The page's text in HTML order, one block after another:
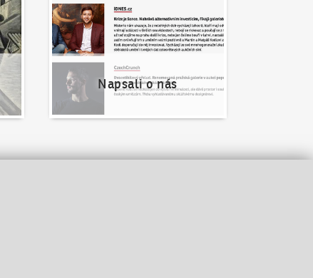
Napsali o nás